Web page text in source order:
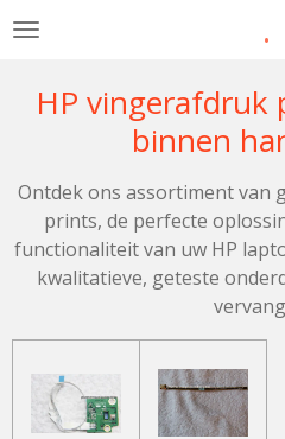
Ga
.
HP vingerafdruk
binnen
Ontdek ons assortiment van
prints, de perfecte
functionaliteit van uw HP
kwalitatieve, geteste